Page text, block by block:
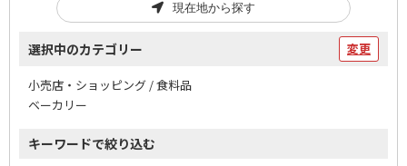
現在地から探す
選択中のカテゴリー 変更
小売店・ショッピング / 食料品
ベーカリー
キーワードで絞り込む